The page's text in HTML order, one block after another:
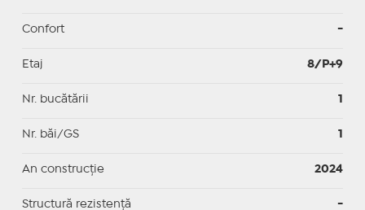
Confort -
Etaj 8/P+9
Nr. bucătării 1
Nr. băi/GS 1
An construcție 2024
Structură rezistență -